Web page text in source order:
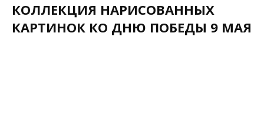
КОЛЛЕКЦИЯ НАРИСОВАННЫХ
КАРТИНОК КО ДНЮ ПОБЕДЫ 9 МАЯ